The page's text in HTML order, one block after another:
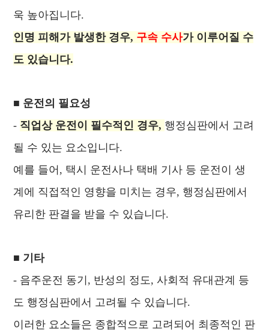
욱 높아집니다.
인명 피해가 발생한 경우, 구속 수사가 이루어질 수
도 있습니다.
■ 운전의 필요성
- 직업상 운전이 필수적인 경우, 행정심판에서 고려
될 수 있는 요소입니다.
예를 들어, 택시 운전사나 택배 기사 등 운전이 생
계에 직접적인 영향을 미치는 경우, 행정심판에서
유리한 판결을 받을 수 있습니다.
■ 기타
- 음주운전 동기, 반성의 정도, 사회적 유대관계 등
도 행정심판에서 고려될 수 있습니다.
이러한 요소들은 종합적으로 고려되어 최종적인 판